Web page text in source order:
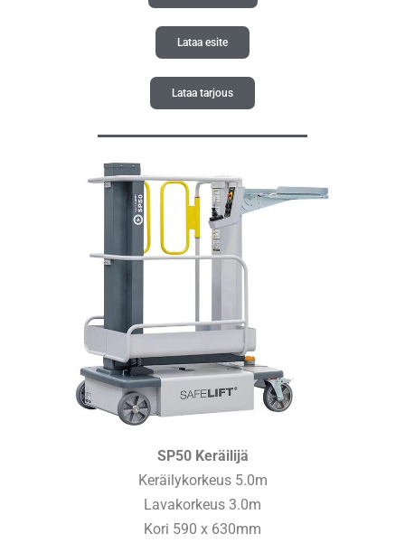
Lataa esite
Lataa tarjous
SP50 Keräilijä
Keräilykorkeus 5.0m
Lavakorkeus 3.0m
Kori 590 x 630mm